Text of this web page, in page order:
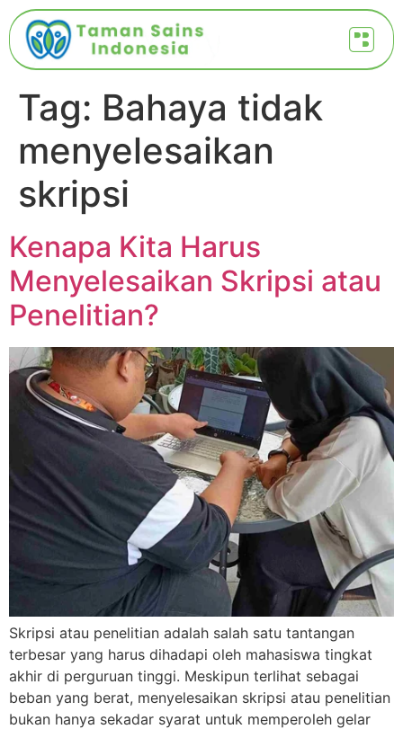
Tag: Bahaya tidak
menyelesaikan
skripsi
Kenapa Kita Harus
Menyelesaikan Skripsi atau
Penelitian?
Skripsi atau penelitian adalah salah satu tantangan
terbesar yang harus dihadapi oleh mahasiswa tingkat
akhir di perguruan tinggi. Meskipun terlihat sebagai
beban yang berat, menyelesaikan skripsi atau penelitian
bukan hanya sekadar syarat untuk memperoleh gelar